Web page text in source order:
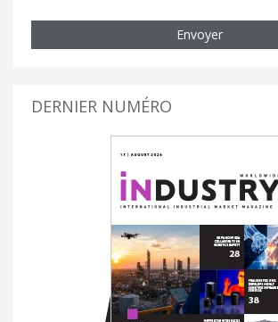
Envoyer
DERNIER NUMÉRO